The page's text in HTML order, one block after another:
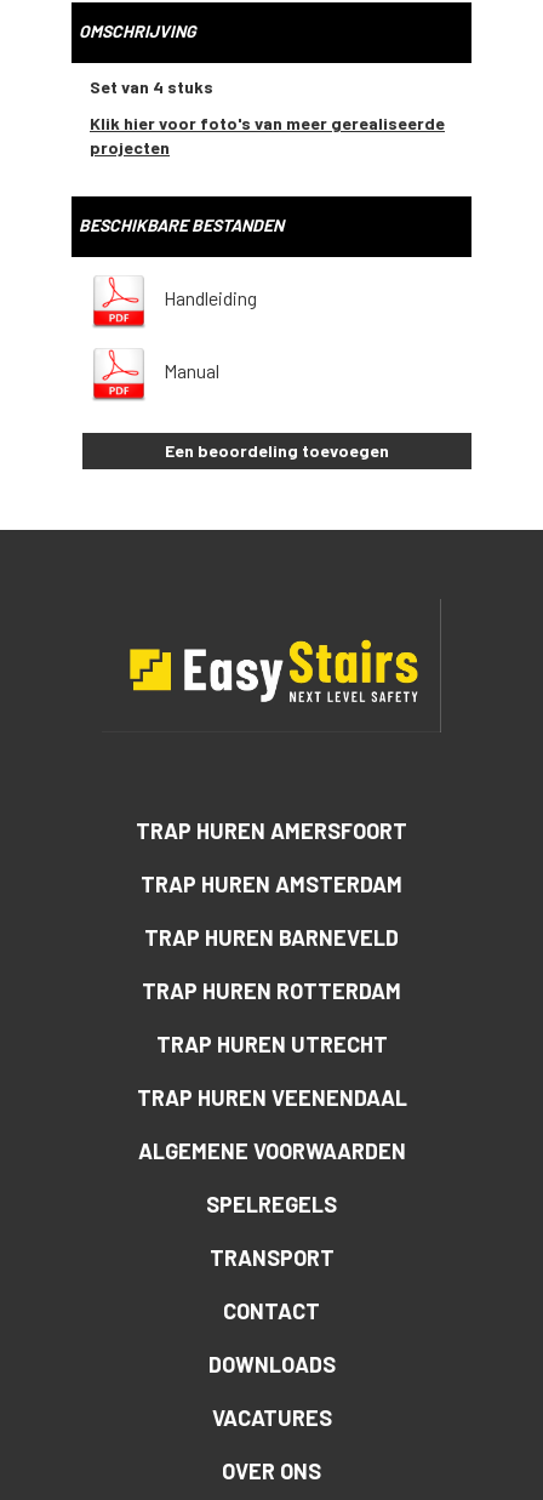
OMSCHRIJVING
Set van 4 stuks
Klik hier voor foto's van meer gerealiseerde
projecten
BESCHIKBARE BESTANDEN
Handleiding
Manual
Een beoordeling toevoegen
TRAP HUREN AMERSFOORT
TRAP HUREN AMSTERDAM
TRAP HUREN BARNEVELD
TRAP HUREN ROTTERDAM
TRAP HUREN UTRECHT
TRAP HUREN VEENENDAAL
ALGEMENE VOORWAARDEN
SPELREGELS
TRANSPORT
CONTACT
DOWNLOADS
VACATURES
OVER ONS